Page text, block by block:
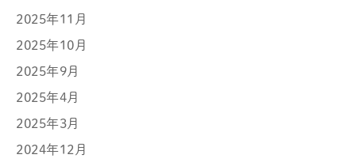
2025年11月
2025年10月
2025年9月
2025年4月
2025年3月
2024年12月